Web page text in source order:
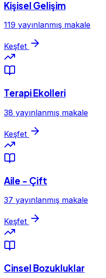
Kişisel Gelişim
119 yayınlanmış makale
Keşfet
Terapi Ekolleri
38 yayınlanmış makale
Keşfet
Aile - Çift
37 yayınlanmış makale
Keşfet
Cinsel Bozukluklar